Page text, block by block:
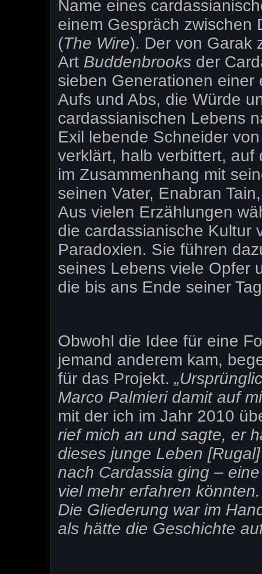
Name eines
einem Gespräch zwischen
(The Wire). Der von Garak
Art Buddenbrooks der
sieben Generationen einer
Aufs und Abs, die Würde
cardassianischen Lebens
Exil lebende Schneider
verklärt, halb verbittert, auf
im Zusammenhang mit
seinen Vater, Enabran
Aus vielen Erzählungen
die cardassianische Kultur
Paradoxien. Sie führen
seines Lebens viele Opfer
die bis ans Ende seiner
Obwohl die Idee für eine
jemand anderem kam,
für das Projekt.
Marco Palmieri damit auf
mit der ich im Jahr 2010
rief mich an und sagte, er
dieses junge Leben
nach Cardassia ging –
viel mehr erfahren
Die Gliederung war im
als hätte die Geschichte